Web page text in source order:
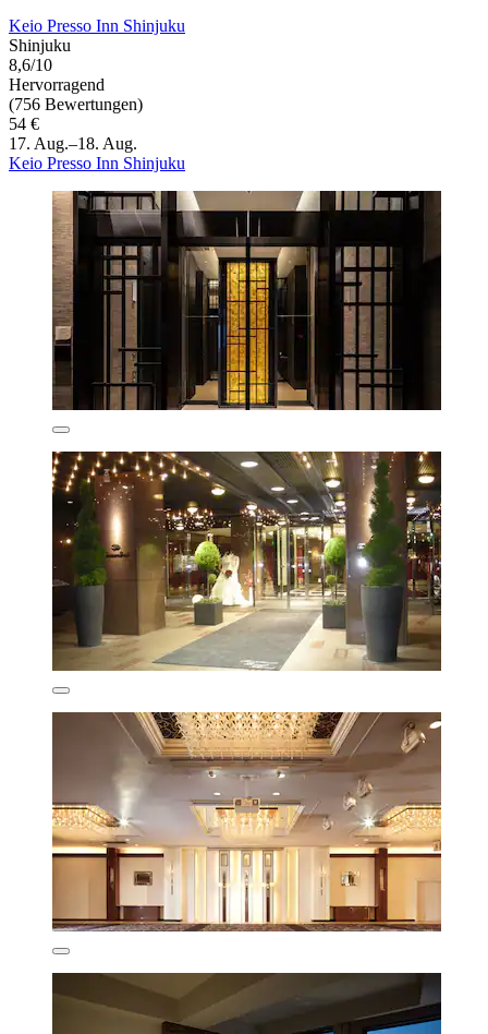
Keio Presso Inn Shinjuku
Shinjuku
8,6/10
Hervorragend
(756 Bewertungen)
54 €
17. Aug.–18. Aug.
Keio Presso Inn Shinjuku